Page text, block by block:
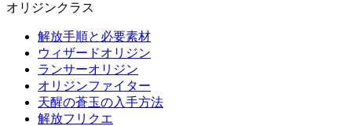
オリジンクラス
解放手順と必要素材
ウィザードオリジン
ランサーオリジン
オリジンファイター
天醒の蒼玉の入手方法
解放フリクエ